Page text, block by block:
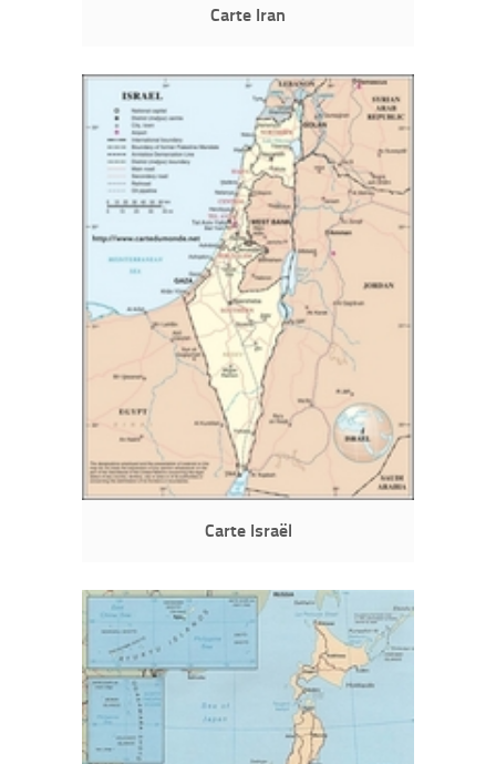
Carte Iran
Carte Israël